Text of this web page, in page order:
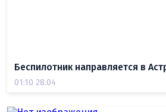
Беспилотник направляется в
01:10 28.04